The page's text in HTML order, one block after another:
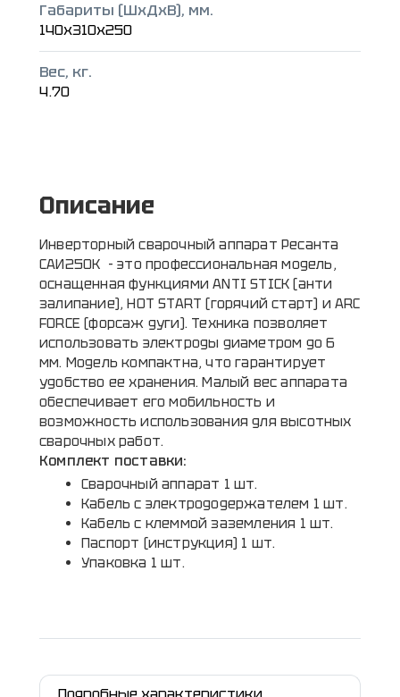
Габариты (ШxДxВ), мм.
140x310x250
Вес, кг.
4.70
Описание
Инверторный сварочный аппарат Ресанта
САИ250К - это профессиональная модель,
оснащенная функциями ANTI STICK (анти
залипание), HOT START (горячий старт) и ARC
FORCE (форсаж дуги). Техника позволяет
использовать электроды диаметром до 6
мм. Модель компактна, что гарантирует
удобство ее хранения. Малый вес аппарата
обеспечивает его мобильность и
возможность использования для высотных
сварочных работ.
Комплект поставки:
Сварочный аппарат 1 шт.
Кабель с электрододержателем 1 шт.
Кабель с клеммой заземления 1 шт.
Паспорт (инструкция) 1 шт.
Упаковка 1 шт.